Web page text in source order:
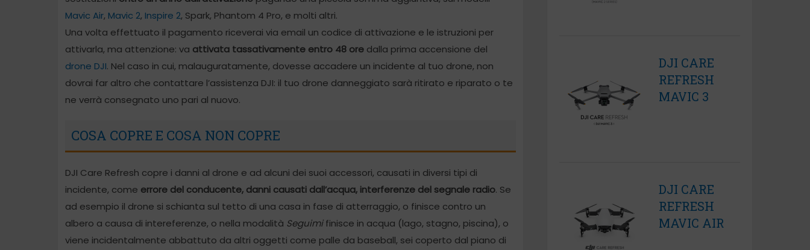
Mavic Air, Mavic 2, Inspire 2, Spark, Phantom 4 Pro, e molti altri.
Una volta effettuato il pagamento riceverai via email un codice di attivazione e le istruzioni per
attivarla, ma attenzione: va attivata tassativamente entro 48 oredalla prima accensione del
drone DJI. Nel caso in cui, malauguratamente, dovesse accadere un incidente al tuo drone, non
dovrai far altro che contattare l’assistenza DJI: il tuo drone danneggiato sarà ritirato e riparato o te
ne verrà consegnato uno pari al nuovo.
COSA COPRE E COSA NON COPRE
DJI Care Refresh copre i danni al drone e ad alcuni dei suoi accessori, causati in diversi tipi di
incidente, come errore del conducente, danni causati dall’acqua, interferenze del segnale radio. Se
ad esempio il drone si schianta sul tetto di una casa in fase di atterraggio, o finisce contro un
albero a causa di intereferenze, o nella modalità Seguimifinisce in acqua (lago, stagno, piscina), o
viene incidentalmente abbattuto da altri oggetti come palle da baseball, sei coperto dal piano di
DJI CARE
REFRESH
MAVIC 3
DJI CARE
REFRESH
MAVIC AIR